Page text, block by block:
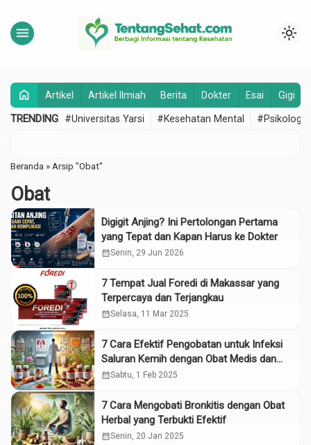
menu light_mode
home Artikel Artikel Ilmiah Berita Dokter Esai Gigi
TRENDING #Universitas Yarsi #Kesehatan Mental #Psikologi
Beranda » Arsip "Obat"
Obat
Digigit Anjing? Ini Pertolongan Pertama
yang Tepat dan Kapan Harus ke Dokter
calendar_monthSenin, 29 Jun 2026
7 Tempat Jual Foredi di Makassar yang
Terpercaya dan Terjangkau
calendar_monthSelasa, 11 Mar 2025
7 Cara Efektif Pengobatan untuk Infeksi
Saluran Kemih dengan Obat Medis dan
Tradisional
calendar_monthSabtu, 1 Feb 2025
7 Cara Mengobati Bronkitis dengan Obat
Herbal yang Terbukti Efektif
calendar_monthSenin, 20 Jan 2025